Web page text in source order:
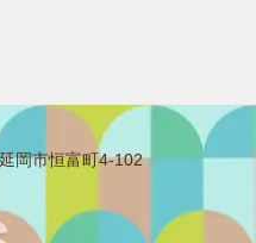
岡市恒富町4-102